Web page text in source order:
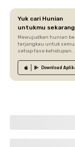
Yuk cari Hunian
untukmu
Mewujudkan hunian
terjangkau untuk
setiap fase kehidupan.
Download